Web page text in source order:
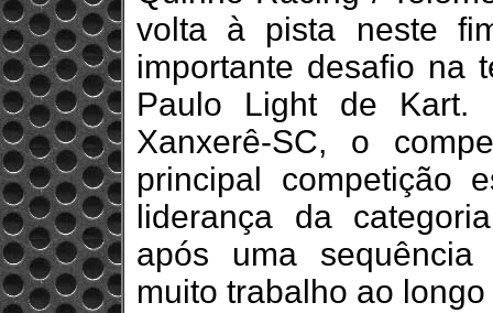
volta à pista neste
importante desafio na
Paulo Light de Kart.
Xanxerê-SC, o
principal competição
liderança da
após uma
muito trabalho ao